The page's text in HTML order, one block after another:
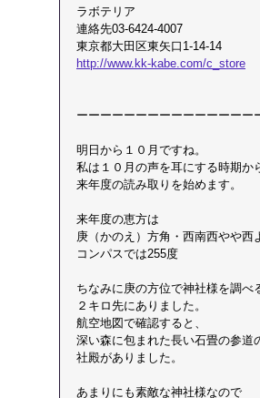
ラボテリア
連絡先03-6424-4007
東京都大田区東矢口1-14-14
http://www.kk-kabe.com/c_store
ーーーーーーーーーーーーーーー
明日から１０月ですね。
私は１０月の声を耳にする時期か
来年度の読み取りを始めます。
来年度の恵方は
庚（かのえ）方角・西南西やや西
コンパスでは255度
ちなみに庚の方位で神社様を調べ
２キロ先にありました。
航空地図で確認すると、
深い森に包まれた長い石畳の参道
社殿がありました。
あまりにも素敵な神社様なので